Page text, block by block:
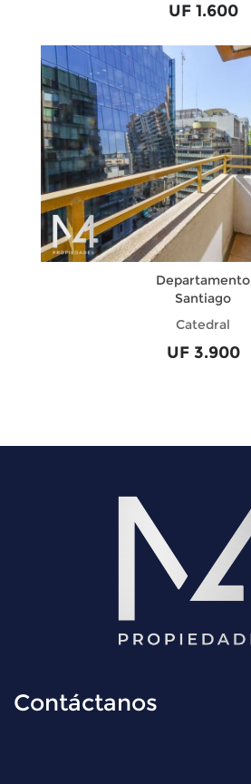
UF 1.600
Departamento
Santiago
Catedral
UF 3.900
Contáctanos